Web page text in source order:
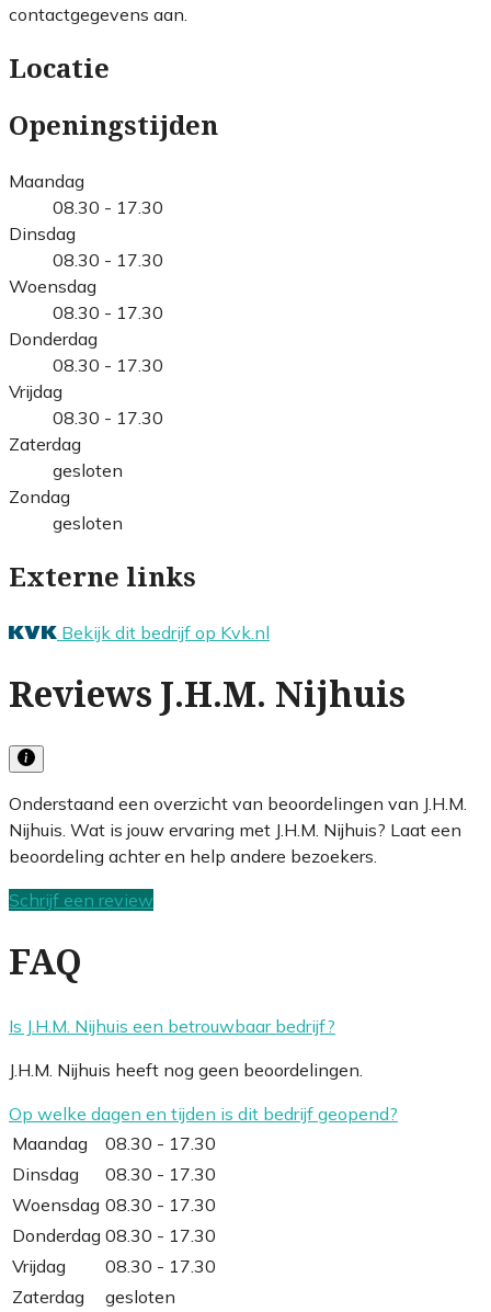
contactgegevens aan.
Locatie
Openingstijden
Maandag
08.30 - 17.30
Dinsdag
08.30 - 17.30
Woensdag
08.30 - 17.30
Donderdag
08.30 - 17.30
Vrijdag
08.30 - 17.30
Zaterdag
gesloten
Zondag
gesloten
Externe links
Bekijk dit bedrijf op Kvk.nl
Reviews J.H.M. Nijhuis
Onderstaand een overzicht van beoordelingen van J.H.M.
Nijhuis. Wat is jouw ervaring met J.H.M. Nijhuis? Laat een
beoordeling achter en help andere bezoekers.
Schrijf een review
FAQ
Is J.H.M. Nijhuis een betrouwbaar bedrijf?
J.H.M. Nijhuis heeft nog geen beoordelingen.
Op welke dagen en tijden is dit bedrijf geopend?
Maandag
08.30 - 17.30
Dinsdag
08.30 - 17.30
Woensdag 08.30 - 17.30
Donderdag 08.30 - 17.30
Vrijdag
08.30 - 17.30
Zaterdag
gesloten